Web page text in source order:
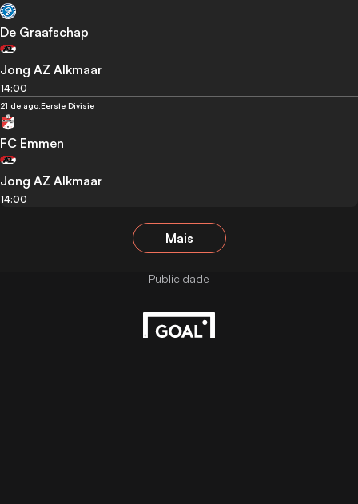
De Graafschap
Jong AZ Alkmaar
14:00
21 de ago. Eerste Divisie
FC Emmen
Jong AZ Alkmaar
14:00
Mais